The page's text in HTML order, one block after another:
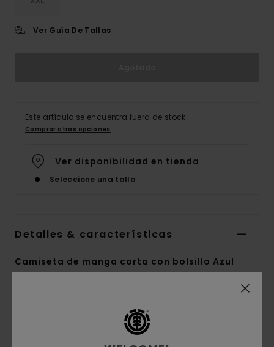
Ver Guía De Tallas
Este artículo se encuentra fuera de stock.
Comprar otras opciones
Ver disponibilidad en tienda
Seleccione una talla
Detalles & características
Camiseta de manga corta con bolsillo Azul